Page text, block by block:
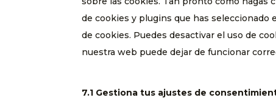
de cookies y plugins que has
de cookies. Puedes desactivar el uso de
nuestra web puede dejar de funcionar
7.1 Gestiona tus ajustes de